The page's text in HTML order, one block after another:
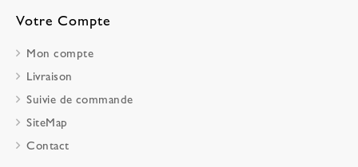
Votre Compte
Mon compte
Livraison
Suivie de commande
SiteMap
Contact